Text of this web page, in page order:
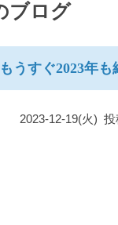
ブログ
うすぐ2023年
2023-12-19(火) 投